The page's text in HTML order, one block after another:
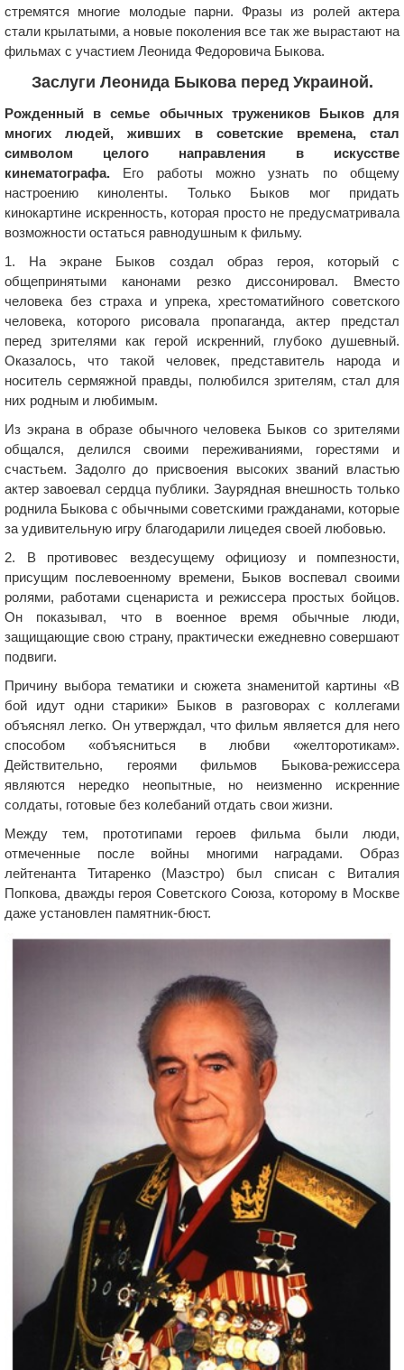
стремятся многие молодые парни. Фразы из ролей актера
стали крылатыми, а новые поколения все так же вырастают на
фильмах с участием Леонида Федоровича Быкова.
Заслуги Леонида Быкова перед Украиной.
Рожденный в семье обычных тружеников Быков для
многих людей, живших в советские времена, стал
символом целого направления в искусстве
кинематографа. Его работы можно узнать по общему
настроению киноленты. Только Быков мог придать
кинокартине искренность, которая просто не предусматривала
возможности остаться равнодушным к фильму.
1. На экране Быков создал образ героя, который с
общепринятыми канонами резко диссонировал. Вместо
человека без страха и упрека, хрестоматийного советского
человека, которого рисовала пропаганда, актер предстал
перед зрителями как герой искренний, глубоко душевный.
Оказалось, что такой человек, представитель народа и
носитель сермяжной правды, полюбился зрителям, стал для
них родным и любимым.
Из экрана в образе обычного человека Быков со зрителями
общался, делился своими переживаниями, горестями и
счастьем. Задолго до присвоения высоких званий властью
актер завоевал сердца публики. Заурядная внешность только
роднила Быкова с обычными советскими гражданами, которые
за удивительную игру благодарили лицедея своей любовью.
2. В противовес вездесущему официозу и помпезности,
присущим послевоенному времени, Быков воспевал своими
ролями, работами сценариста и режиссера простых бойцов.
Он показывал, что в военное время обычные люди,
защищающие свою страну, практически ежедневно совершают
подвиги.
Причину выбора тематики и сюжета знаменитой картины «В
бой идут одни старики» Быков в разговорах с коллегами
объяснял легко. Он утверждал, что фильм является для него
способом «объясниться в любви «желторотикам».
Действительно, героями фильмов Быкова-режиссера
являются нередко неопытные, но неизменно искренние
солдаты, готовые без колебаний отдать свои жизни.
Между тем, прототипами героев фильма были люди,
отмеченные после войны многими наградами. Образ
лейтенанта Титаренко (Маэстро) был списан с Виталия
Попкова, дважды героя Советского Союза, которому в Москве
даже установлен памятник-бюст.